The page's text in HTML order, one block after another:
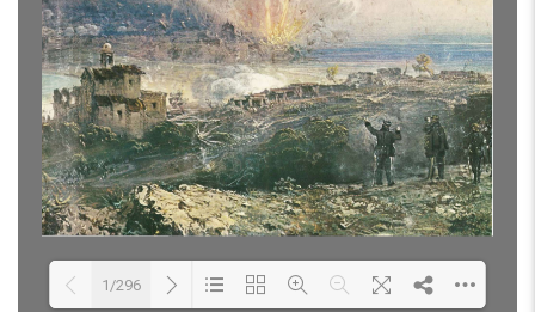
1/296